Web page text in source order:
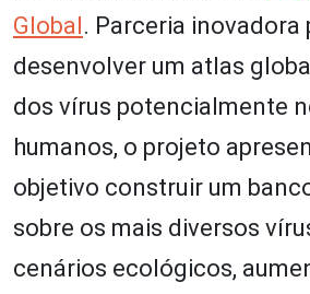
Global. Parceria inovadora
desenvolver um atlas
dos vírus potencialmente
humanos, o projeto
objetivo construir um
sobre os mais diversos
cenários ecológicos,